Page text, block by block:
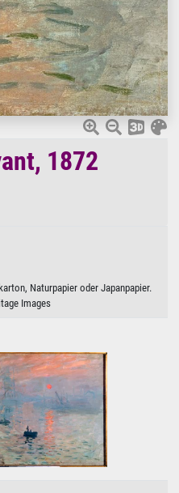
1872
Naturpapier oder Japanpapier.
Images